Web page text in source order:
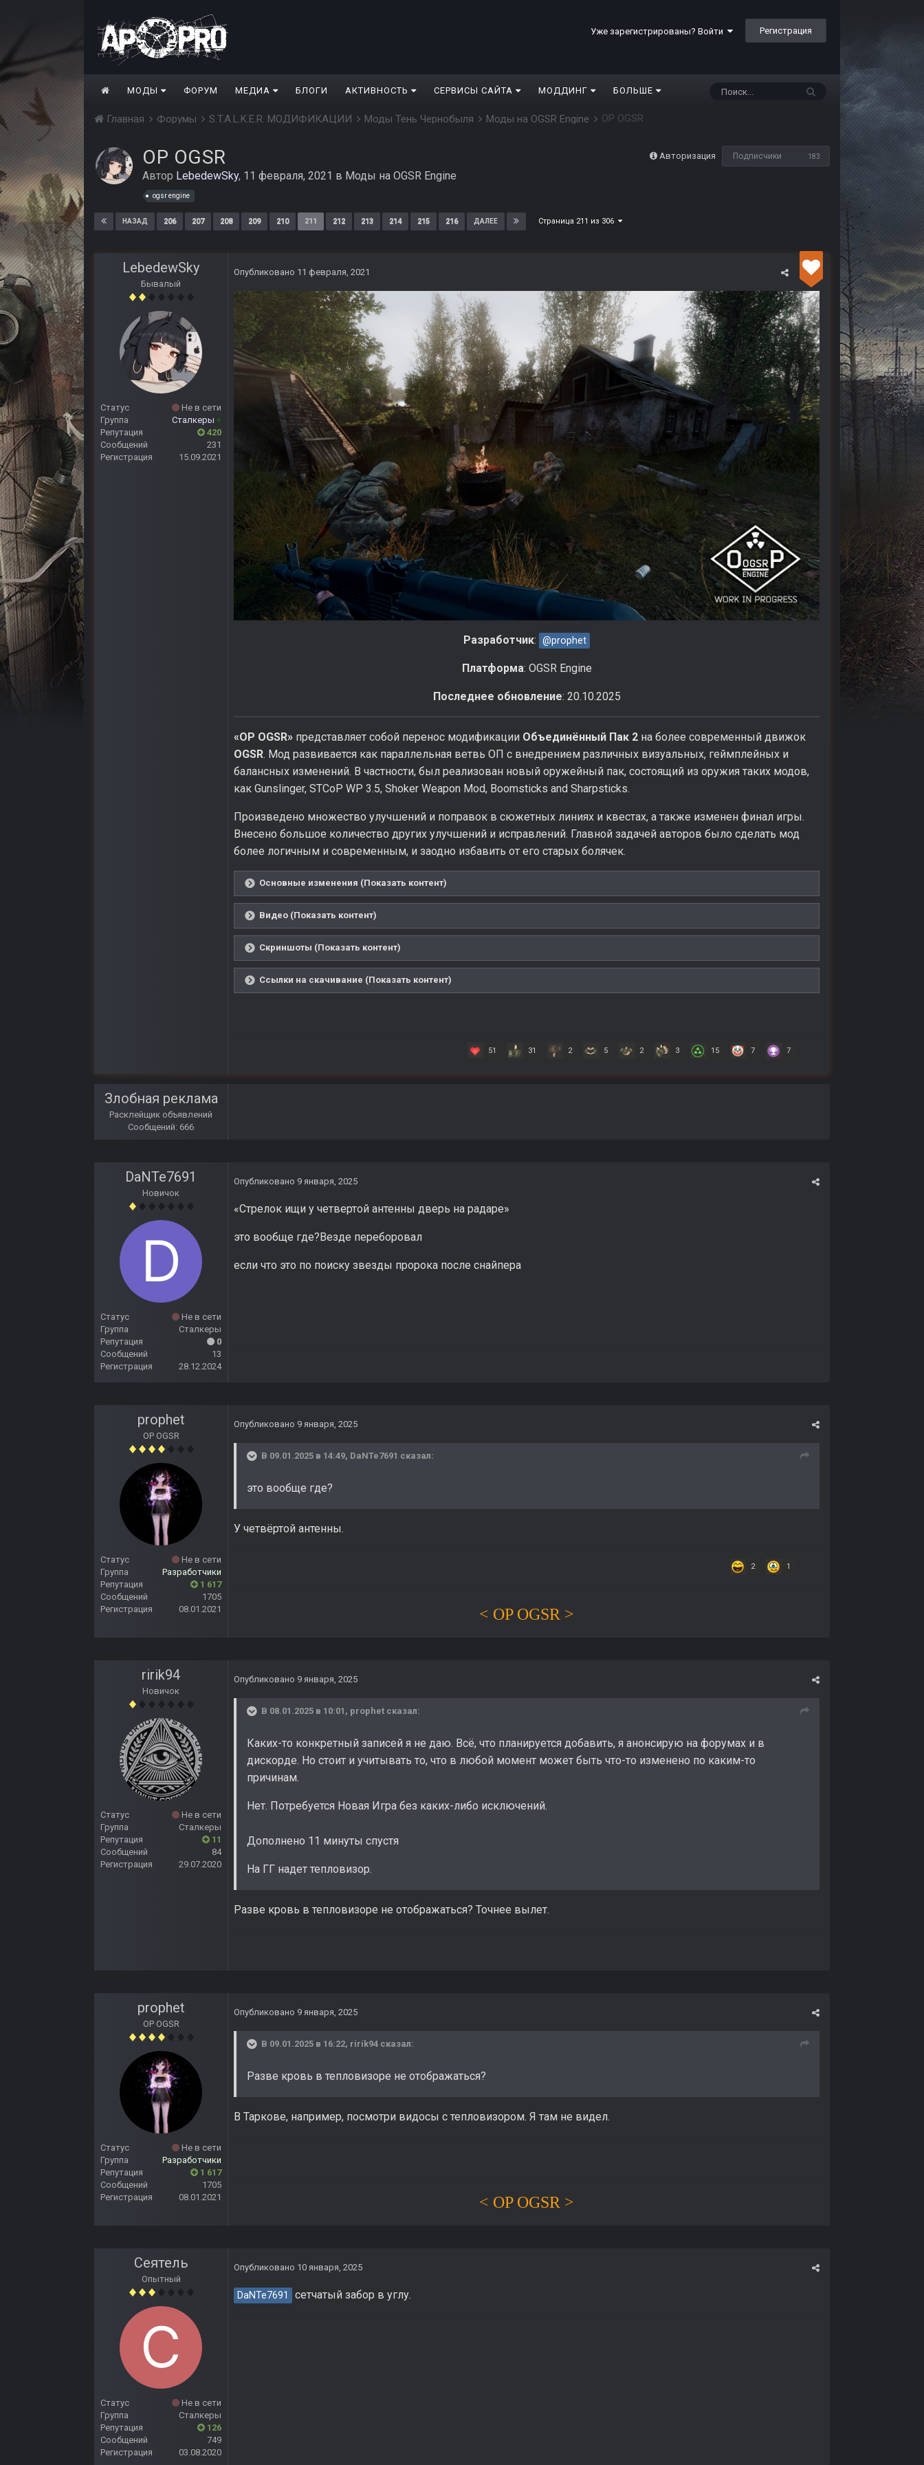
Уже зарегистрированы? Войти Регистрация
МОДЫ ФОРУМ МЕДИА БЛОГИ АКТИВНОСТЬ СЕРВИСЫ САЙТА МОДДИНГ БОЛЬШЕ
Главная Форумы S.T.A.L.K.E.R. МОДИФИКАЦИИ Моды Тень Чернобыля Моды на OGSR Engine ОP OGSR
Авторизация Подписчики 183
ОP OGSR
Автор LebedewSky, 11 февраля, 2021 в Моды на OGSR Engine
ogsr engine
НАЗАД 206 207 208 209 210 211 212 213 214 215 216 ДАЛЕЕ Страница 211 из 306
LebedewSky
Бывалый
Статус
Не в сети
Группа
Сталкеры +
Репутация
420
Сообщений
231
Регистрация
15.09.2021
Опубликовано 11 февраля, 2021
Разработчик: @prophet
Платформа: OGSR Engine
Последнее обновление: 20.10.2025
«OP OGSR» представляет собой перенос модификации Объединённый Пак 2 на более современный движок
OGSR. Мод развивается как параллельная ветвь ОП с внедрением различных визуальных, геймплейных и
балансных изменений. В частности, был реализован новый оружейный пак, состоящий из оружия таких модов,
как Gunslinger, STCoP WP 3.5, Shoker Weapon Mod, Boomsticks and Sharpsticks.
Произведено множество улучшений и поправок в сюжетных линиях и квестах, а также изменен финал игры.
Внесено большое количество других улучшений и исправлений. Главной задачей авторов было сделать мод
более логичным и современным, и заодно избавить от его старых болячек.
Основные изменения (Показать контент)
Видео (Показать контент)
Скриншоты (Показать контент)
Ссылки на скачивание (Показать контент)
51 31 2 5 2 3 15 7 7
Злобная реклама
Расклейщик объявлений
Сообщений: 666
DaNTe7691
Новичок
Статус
Не в сети
Группа
Сталкеры
Репутация
0
Сообщений
13
Регистрация
28.12.2024
Опубликовано 9 января, 2025
«Стрелок ищи у четвертой антенны дверь на радаре»
это вообще где?Везде переборовал
если что это по поиску звезды пророка после снайпера
prophet
OP OGSR
Статус
Не в сети
Группа
Разработчики
Репутация
1 617
Сообщений
1705
Регистрация
08.01.2021
Опубликовано 9 января, 2025
В 09.01.2025 в 14:49, DaNTe7691 сказал:
это вообще где?
У четвёртой антенны.
2 1
< OP OGSR >
ririk94
Новичок
Статус
Не в сети
Группа
Сталкеры
Репутация
11
Сообщений
84
Регистрация
29.07.2020
Опубликовано 9 января, 2025
В 08.01.2025 в 10:01, prophet сказал:
Каких-то конкретный записей я не даю. Всё, что планируется добавить, я анонсирую на форумах и в
дискорде. Но стоит и учитывать то, что в любой момент может быть что-то изменено по каким-то
причинам.
Нет. Потребуется Новая Игра без каких-либо исключений.
Дополнено 11 минуты спустя
На ГГ надет тепловизор.
Разве кровь в тепловизоре не отображаться? Точнее вылет.
prophet
OP OGSR
Статус
Не в сети
Группа
Разработчики
Репутация
1 617
Сообщений
1705
Регистрация
08.01.2021
Опубликовано 9 января, 2025
В 09.01.2025 в 16:22, ririk94 сказал:
Разве кровь в тепловизоре не отображаться?
В Таркове, например, посмотри видосы с тепловизором. Я там не видел.
< OP OGSR >
Сеятель
Опытный
Статус
Не в сети
Группа
Сталкеры
Репутация
126
Сообщений
749
Регистрация
03.08.2020
Опубликовано 10 января, 2025
DaNTe7691 сетчатый забор в углу.